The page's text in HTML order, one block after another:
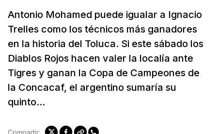
Antonio Mohamed puede igualar a Ignacio
Trelles como los técnicos más ganadores
en la historia del Toluca. Si este sábado los
Diablos Rojos hacen valer la localía ante
Tigres y ganan la Copa de Campeones de
la Concacaf, el argentino sumaría su
quinto...
Compartir: